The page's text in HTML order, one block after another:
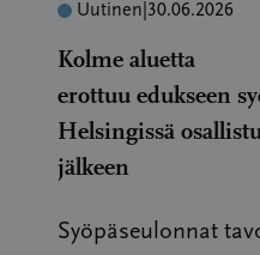
Uutinen 30.06.2026
Kolme aluetta
erottuu edukseen
Helsingissä
jälkeen
Syöpäseulonnat